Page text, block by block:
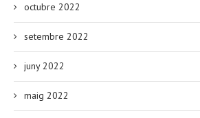
octubre 2022
setembre 2022
juny 2022
maig 2022